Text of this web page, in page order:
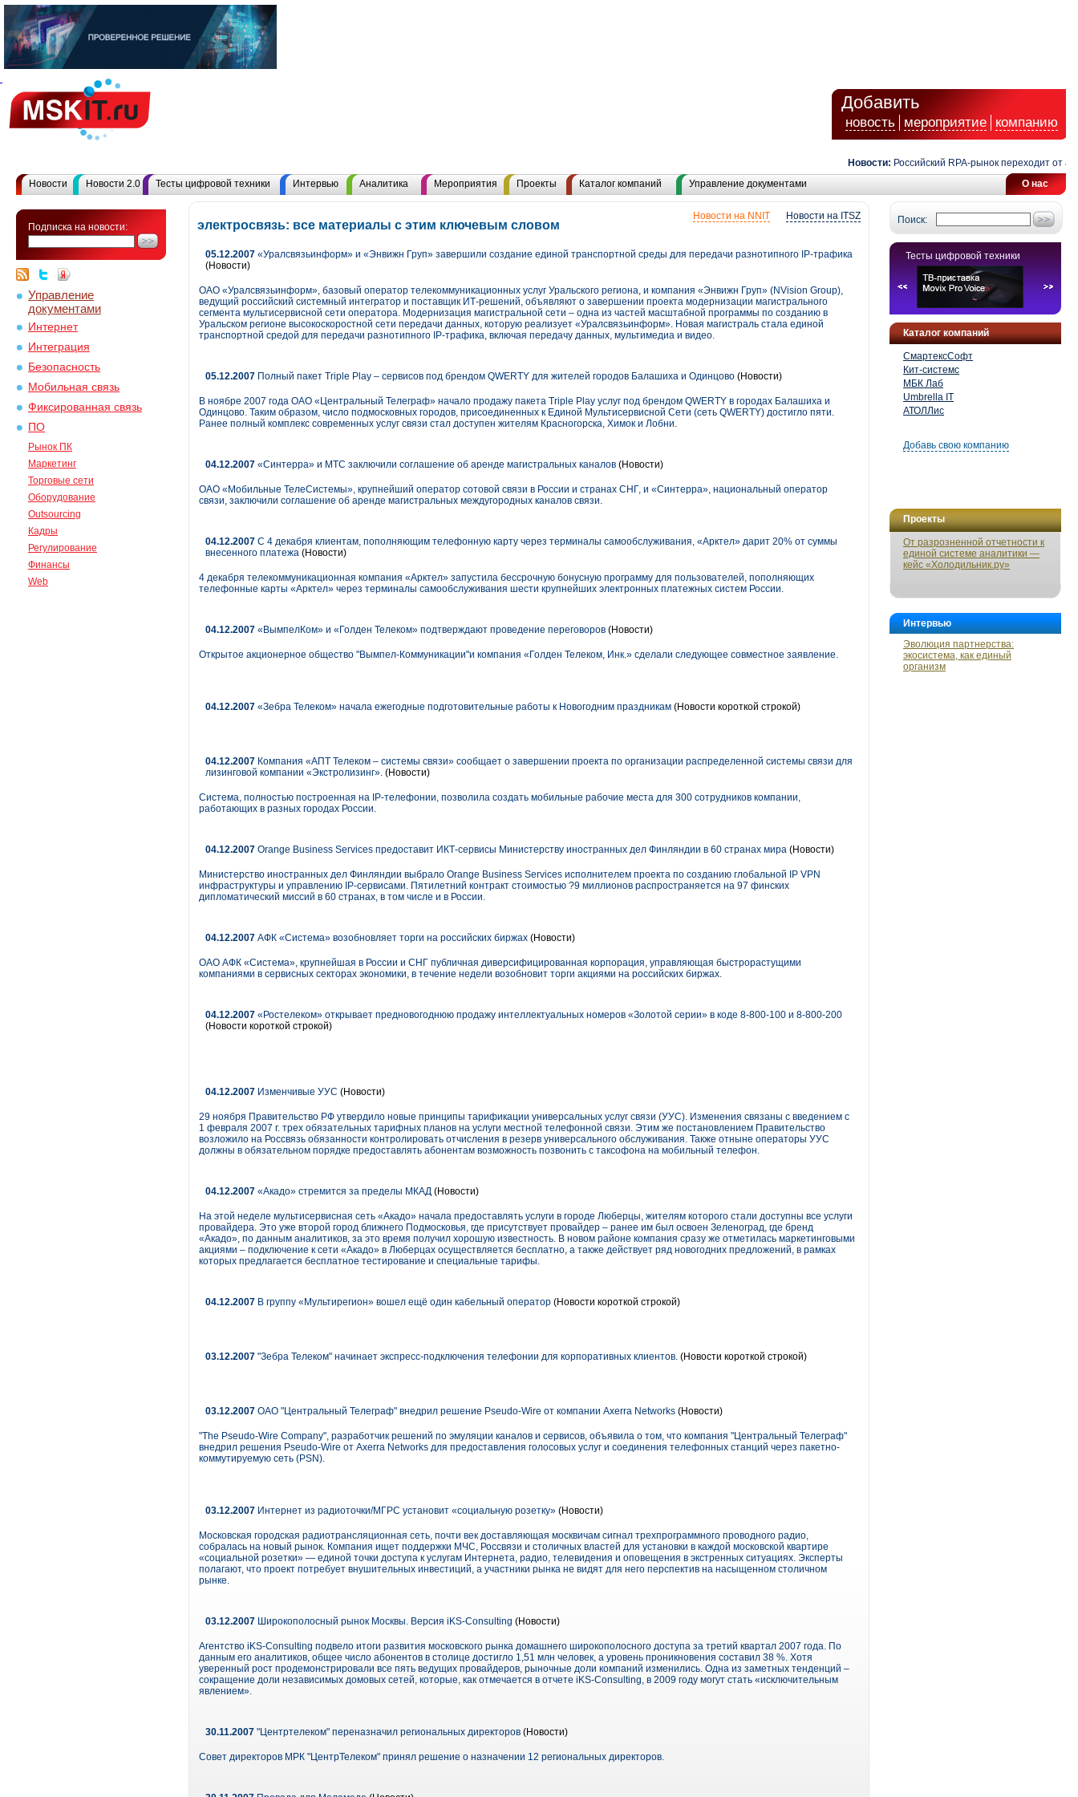
Добавить
новость мероприятие компанию
Новости: Российский RPA-рынок переходит от
О нас
Новости Новости 2.0 Тесты цифровой техники Интервью Аналитика Мероприятия Проекты Каталог компаний Управление документами
Подписка на новости:
Управление
документами
Интернет
Интеграция
Безопасность
Мобильная связь
Фиксированная связь
ПО
Рынок ПК
Маркетинг
Торговые сети
Оборудование
Outsourcing
Кадры
Регулирование
Финансы
Web
Поиск:
Тесты цифровой техники
Каталог компаний
СмартексСофт
Кит-системс
МБК Лаб
Umbrella IT
АТОЛЛис
Добавь свою компанию
Проекты
От разрозненной отчетности к
единой системе аналитики —
кейс «Холодильник.ру»
Интервью
Эволюция партнерства:
экосистема, как единый
организм
Новости на ITSZ
Новости на NNIT
электросвязь: все материалы с этим ключевым словом
05.12.2007 «Уралсвязьинформ» и «Энвижн Груп» завершили создание единой транспортной среды для передачи разнотипного IP-трафика
(Новости)
ОАО «Уралсвязьинформ», базовый оператор телекоммуникационных услуг Уральского региона, и компания «Энвижн Груп» (NVision Group),
ведущий российский системный интегратор и поставщик ИТ-решений, объявляют о завершении проекта модернизации магистрального
сегмента мультисервисной сети оператора. Модернизация магистральной сети – одна из частей масштабной программы по созданию в
Уральском регионе высокоскоростной сети передачи данных, которую реализует «Уралсвязьинформ». Новая магистраль стала единой
транспортной средой для передачи разнотипного IP-трафика, включая передачу данных, мультимедиа и видео.
05.12.2007 Полный пакет Triple Play – сервисов под брендом QWERTY для жителей городов Балашиха и Одинцово (Новости)
В ноябре 2007 года ОАО «Центральный Телеграф» начало продажу пакета Triple Play услуг под брендом QWERTY в городах Балашиха и
Одинцово. Таким образом, число подмосковных городов, присоединенных к Единой Мультисервисной Сети (сеть QWERTY) достигло пяти.
Ранее полный комплекс современных услуг связи стал доступен жителям Красногорска, Химок и Лобни.
04.12.2007 «Синтерра» и МТС заключили соглашение об аренде магистральных каналов (Новости)
ОАО «Мобильные ТелеCистемы», крупнейший оператор сотовой связи в России и странах СНГ, и «Синтерра», национальный оператор
связи, заключили соглашение об аренде магистральных междугородных каналов связи.
04.12.2007 С 4 декабря клиентам, пополняющим телефонную карту через терминалы самообслуживания, «Арктел» дарит 20% от суммы
внесенного платежа (Новости)
4 декабря телекоммуникационная компания «Арктел» запустила бессрочную бонусную программу для пользователей, пополняющих
телефонные карты «Арктел» через терминалы самообслуживания шести крупнейших электронных платежных систем России.
04.12.2007 «ВымпелКом» и «Голден Телеком» подтверждают проведение переговоров (Новости)
Открытое акционерное общество "Вымпел-Коммуникации"и компания «Голден Телеком, Инк.» сделали следующее совместное заявление.
04.12.2007 «Зебра Телеком» начала ежегодные подготовительные работы к Новогодним праздникам (Новости короткой строкой)
04.12.2007 Компания «АПТ Телеком – системы связи» сообщает о завершении проекта по организации распределенной системы связи для
лизинговой компании «Экстролизинг». (Новости)
Система, полностью построенная на IP-телефонии, позволила создать мобильные рабочие места для 300 сотрудников компании,
работающих в разных городах России.
04.12.2007 Orange Business Services предоставит ИКТ-сервисы Министерству иностранных дел Финляндии в 60 странах мира (Новости)
Министерство иностранных дел Финляндии выбрало Orange Business Services исполнителем проекта по созданию глобальной IP VPN
инфраструктуры и управлению IP-сервисами. Пятилетний контракт стоимостью ?9 миллионов распространяется на 97 финских
дипломатический миссий в 60 странах, в том числе и в России.
04.12.2007 АФК «Система» возобновляет торги на российских биржах (Новости)
ОАО АФК «Система», крупнейшая в России и СНГ публичная диверсифицированная корпорация, управляющая быстрорастущими
компаниями в сервисных секторах экономики, в течение недели возобновит торги акциями на российских биржах.
04.12.2007 «Ростелеком» открывает предновогоднюю продажу интеллектуальных номеров «Золотой серии» в коде 8-800-100 и 8-800-200
(Новости короткой строкой)
04.12.2007 Изменчивые УУС (Новости)
29 ноября Правительство РФ утвердило новые принципы тарификации универсальных услуг связи (УУС). Изменения связаны с введением с
1 февраля 2007 г. трех обязательных тарифных планов на услуги местной телефонной связи. Этим же постановлением Правительство
возложило на Россвязь обязанности контролировать отчисления в резерв универсального обслуживания. Также отныне операторы УУС
должны в обязательном порядке предоставлять абонентам возможность позвонить с таксофона на мобильный телефон.
04.12.2007 «Акадо» стремится за пределы МКАД (Новости)
На этой неделе мультисервисная сеть «Акадо» начала предоставлять услуги в городе Люберцы, жителям которого стали доступны все услуги
провайдера. Это уже второй город ближнего Подмосковья, где присутствует провайдер – ранее им был освоен Зеленоград, где бренд
«Акадо», по данным аналитиков, за это время получил хорошую известность. В новом районе компания сразу же отметилась маркетинговыми
акциями – подключение к сети «Акадо» в Люберцах осуществляется бесплатно, а также действует ряд новогодних предложений, в рамках
которых предлагается бесплатное тестирование и специальные тарифы.
04.12.2007 В группу «Мультирегион» вошел ещё один кабельный оператор (Новости короткой строкой)
03.12.2007 "Зебра Телеком" начинает экспресс-подключения телефонии для корпоративных клиентов. (Новости короткой строкой)
03.12.2007 ОАО "Центральный Телеграф" внедрил решение Pseudo-Wire от компании Axerra Networks (Новости)
"The Pseudo-Wire Company", разработчик решений по эмуляции каналов и сервисов, объявила о том, что компания "Центральный Телеграф"
внедрил решения Pseudo-Wire от Axerra Networks для предоставления голосовых услуг и соединения телефонных станций через пакетно-
коммутируемую сеть (PSN).
03.12.2007 Интернет из радиоточки/МГРС установит «социальную розетку» (Новости)
Московская городская радиотрансляционная сеть, почти век доставляющая москвичам сигнал трехпрограммного проводного радио,
собралась на новый рынок. Компания ищет поддержки МЧС, Россвязи и столичных властей для установки в каждой московской квартире
«социальной розетки» — единой точки доступа к услугам Интернета, радио, телевидения и оповещения в экстренных ситуациях. Эксперты
полагают, что проект потребует внушительных инвестиций, а участники рынка не видят для него перспектив на насыщенном столичном
рынке.
03.12.2007 Широкополосный рынок Москвы. Версия iKS-Consulting (Новости)
Агентство iKS-Consulting подвело итоги развития московского рынка домашнего широкополосного доступа за третий квартал 2007 года. По
данным его аналитиков, общее число абонентов в столице достигло 1,51 млн человек, а уровень проникновения составил 38 %. Хотя
уверенный рост продемонстрировали все пять ведущих провайдеров, рыночные доли компаний изменились. Одна из заметных тенденций –
сокращение доли независимых домовых сетей, которые, как отмечается в отчете iKS-Consulting, в 2009 году могут стать «исключительным
явлением».
30.11.2007 "Центртелеком" переназначил региональных директоров (Новости)
Совет директоров МРК "ЦентрТелеком" принял решение о назначении 12 региональных директоров.